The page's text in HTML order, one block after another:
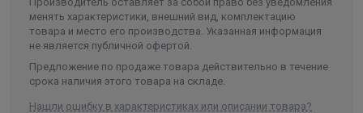
менять характеристики, внешний вид, комплектацию
товара и место его производства. Указанная информация
не является публичной офертой.
Предложение по продаже товара действительно в течение
срока наличия этого товара на складе.
Нашли ошибку в характеристиках или описании товара?